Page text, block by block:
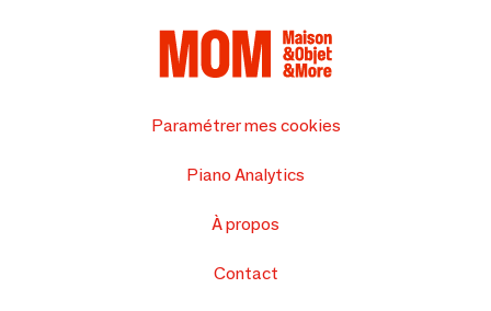
Paramétrer mes cookies
Piano Analytics
À propos
Contact